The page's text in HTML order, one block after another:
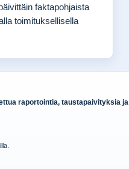
faktapohjaista
toimituksellisella
raportointia, taustapaivityksia ja